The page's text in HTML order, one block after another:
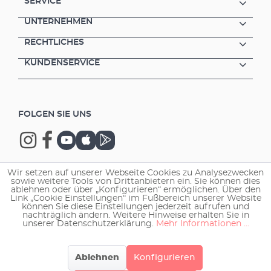
anpassen. Zur Vergrößerung gibt es das
ErweiterungsSET2 Die Filterbehälter werden
(Easy-Klick Verschluss-System) Durch den
bzw. -medien zeitversetzt gereinigt und
damit die Bakterienkulturen geschont
so ausgelegt, dass das Aquarienwasser von
Außenfläche gleichmäßig absorbiert wird. Die
Halterung für aquaball wird einfach mit
Saugern im Becken befestigt. Zum Reinigen,
Austauschen von Teilen oder Einfüllen von
Filtermedien wird der Filter einfach aus der
Halterung genommen.
UNTERNEHMEN
RECHTLICHES
KUNDENSERVICE
FOLGEN SIE UNS
Copyright © 2026 EHEIM GmbH & Co. KG.
Wir setzen auf unserer Webseite Cookies zu Analysezwecken
sowie weitere Tools von Drittanbietern ein. Sie können dies
ablehnen oder über „Konfigurieren“ ermöglichen. Über den
Link „Cookie Einstellungen“ im Fußbereich unserer Website
können Sie diese Einstellungen jederzeit aufrufen und
nachträglich ändern. Weitere Hinweise erhalten Sie in
unserer Datenschutzerklärung. Mehr Informationen ...
Ablehnen Konfigurieren